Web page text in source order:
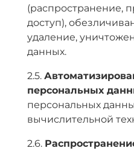
(распространение,
доступ),
удаление,
данных.
2.5.
персональных
персональных
вычислительной
2.6.